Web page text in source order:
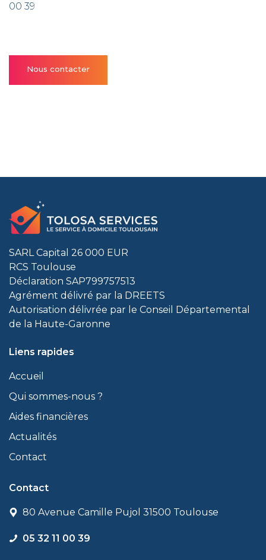
00 39
Nous contacter
SARL Capital 26 000 EUR
RCS Toulouse
Déclaration SAP799757513
Agrément délivré par la DREETS
Autorisation délivrée par le Conseil Départemental
de la Haute-Garonne
Liens rapides
Accueil
Qui sommes-nous ?
Aides financières
Actualités
Contact
Contact
80 Avenue Camille Pujol 31500 Toulouse
05 32 11 00 39